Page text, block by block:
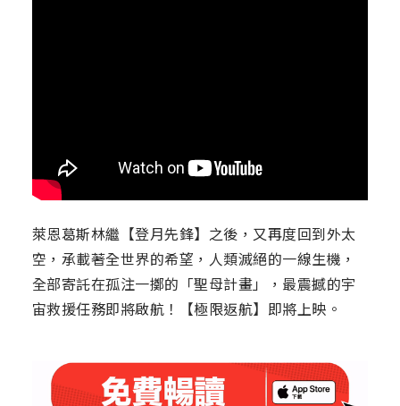
萊恩葛斯林繼【登月先鋒】之後，又再度回到外太
空，承載著全世界的希望，人類滅絕的一線生機，
全部寄託在孤注一擲的「聖母計畫」，最震撼的宇
宙救援任務即將啟航！【極限返航】即將上映。